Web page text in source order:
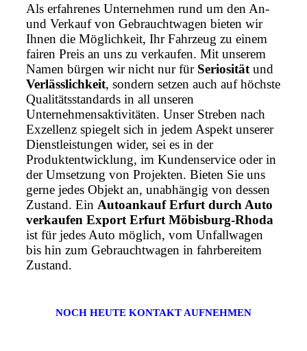
Als erfahrenes Unternehmen rund um den An-
und Verkauf von Gebrauchtwagen bieten wir
Ihnen die Möglichkeit, Ihr Fahrzeug zu einem
fairen Preis an uns zu verkaufen. Mit unserem
Namen bürgen wir nicht nur für Seriosität und
Verlässlichkeit, sondern setzen auch auf höchste
Qualitätsstandards in all unseren
Unternehmensaktivitäten. Unser Streben nach
Exzellenz spiegelt sich in jedem Aspekt unserer
Dienstleistungen wider, sei es in der
Produktentwicklung, im Kundenservice oder in
der Umsetzung von Projekten. Bieten Sie uns
gerne jedes Objekt an, unabhängig von dessen
Zustand. Ein Autoankauf Erfurt durch Auto
verkaufen Export Erfurt Möbisburg-Rhoda
ist für jedes Auto möglich, vom Unfallwagen
bis hin zum Gebrauchtwagen in fahrbereitem
Zustand.
NOCH HEUTE KONTAKT AUFNEHMEN